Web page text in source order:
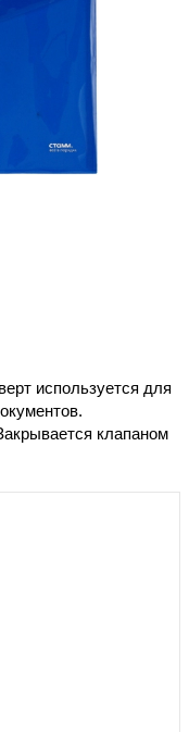
используется для
клапаном